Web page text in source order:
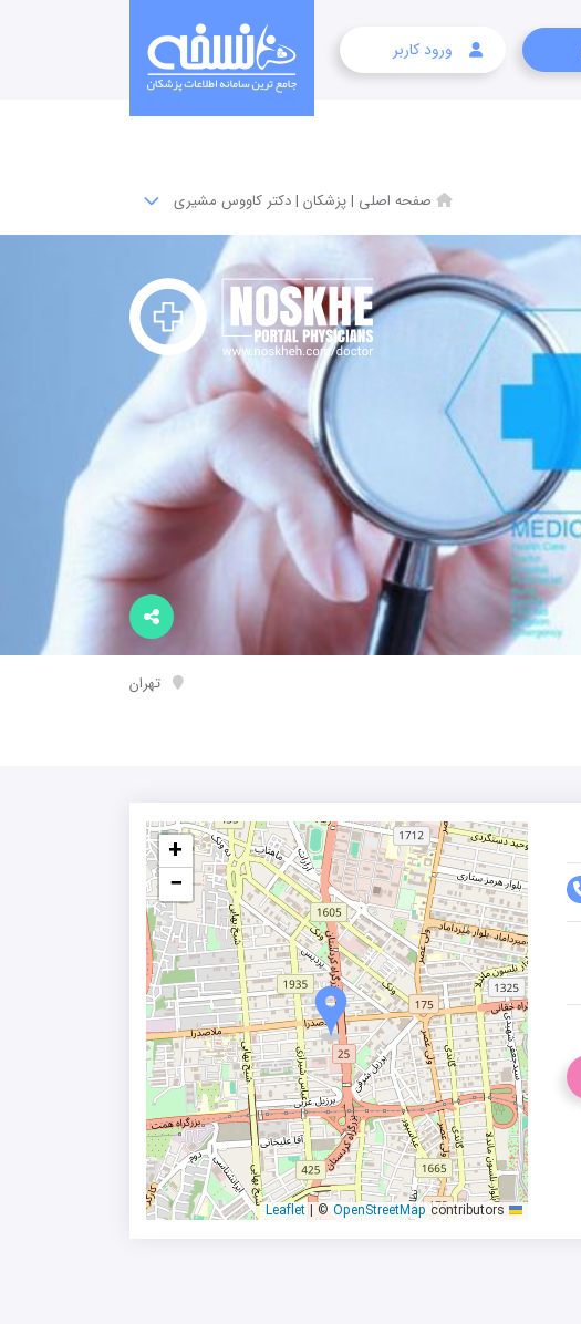
ورود کاربر
صفحه اصلی |پزشکان |دکتر کاووس مشیری
تهران
+
−
| ©OpenStreetMap contributors